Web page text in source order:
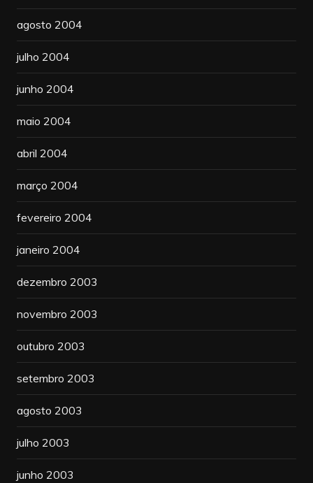
agosto 2004
julho 2004
junho 2004
maio 2004
abril 2004
março 2004
fevereiro 2004
janeiro 2004
dezembro 2003
novembro 2003
outubro 2003
setembro 2003
agosto 2003
julho 2003
junho 2003